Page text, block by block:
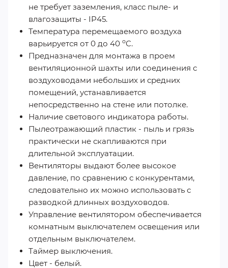
не требует заземления, класс пыле- и
влагозащиты - IP45.
Температура перемещаемого воздуха
варьируется от 0 до 40 oC.
Предназначен для монтажа в проем
вентиляционной шахты или соединения с
воздуховодами небольших и средних
помещений, устанавливается
непосредственно на стене или потолке.
Наличие светового индикатора работы.
Пылеотражающий пластик - пыль и грязь
практически не скапливаются при
длительной эксплуатации.
Вентиляторы выдают более высокое
давление, по сравнению с конкурентами,
следовательно их можно использовать с
разводкой длинных воздуховодов.
Управление вентилятором обеспечивается
комнатным выключателем освещения или
отдельным выключателем.
Таймер выключения.
Цвет - белый.